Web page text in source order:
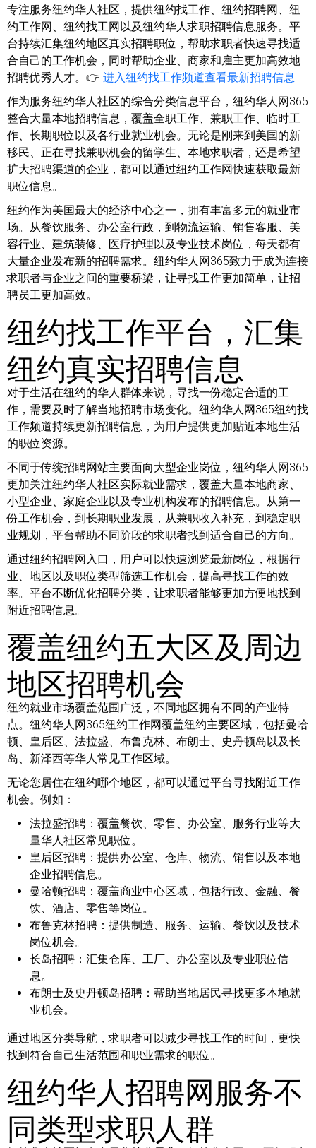
专注服务纽约华人社区，提供纽约找工作、纽约招聘网、纽
约工作网、纽约找工网以及纽约华人求职招聘信息服务。平
台持续汇集纽约地区真实招聘职位，帮助求职者快速寻找适
合自己的工作机会，同时帮助企业、商家和雇主更加高效地
招聘优秀人才。👉 进入纽约找工作频道查看最新招聘信息
作为服务纽约华人社区的综合分类信息平台，纽约华人网365
整合大量本地招聘信息，覆盖全职工作、兼职工作、临时工
作、长期职位以及各行业就业机会。无论是刚来到美国的新
移民、正在寻找兼职机会的留学生、本地求职者，还是希望
扩大招聘渠道的企业，都可以通过纽约工作网快速获取最新
职位信息。
纽约作为美国最大的经济中心之一，拥有丰富多元的就业市
场。从餐饮服务、办公室行政，到物流运输、销售客服、美
容行业、建筑装修、医疗护理以及专业技术岗位，每天都有
大量企业发布新的招聘需求。纽约华人网365致力于成为连接
求职者与企业之间的重要桥梁，让寻找工作更加简单，让招
聘员工更加高效。
纽约找工作平台，汇集
纽约真实招聘信息
对于生活在纽约的华人群体来说，寻找一份稳定合适的工
作，需要及时了解当地招聘市场变化。纽约华人网365纽约找
工作频道持续更新招聘信息，为用户提供更加贴近本地生活
的职位资源。
不同于传统招聘网站主要面向大型企业岗位，纽约华人网365
更加关注纽约华人社区实际就业需求，覆盖大量本地商家、
小型企业、家庭企业以及专业机构发布的招聘信息。从第一
份工作机会，到长期职业发展，从兼职收入补充，到稳定职
业规划，平台帮助不同阶段的求职者找到适合自己的方向。
通过纽约招聘网入口，用户可以快速浏览最新岗位，根据行
业、地区以及职位类型筛选工作机会，提高寻找工作的效
率。平台不断优化招聘分类，让求职者能够更加方便地找到
附近招聘信息。
覆盖纽约五大区及周边
地区招聘机会
纽约就业市场覆盖范围广泛，不同地区拥有不同的产业特
点。纽约华人网365纽约工作网覆盖纽约主要区域，包括曼哈
顿、皇后区、法拉盛、布鲁克林、布朗士、史丹顿岛以及长
岛、新泽西等华人常见工作区域。
无论您居住在纽约哪个地区，都可以通过平台寻找附近工作
机会。例如：
法拉盛招聘： 覆盖餐饮、零售、办公室、服务行业等大
量华人社区常见职位。
皇后区招聘： 提供办公室、仓库、物流、销售以及本地
企业招聘信息。
曼哈顿招聘： 覆盖商业中心区域，包括行政、金融、餐
饮、酒店、零售等岗位。
布鲁克林招聘： 提供制造、服务、运输、餐饮以及技术
岗位机会。
长岛招聘： 汇集仓库、工厂、办公室以及专业职位信
息。
布朗士及史丹顿岛招聘： 帮助当地居民寻找更多本地就
业机会。
通过地区分类导航，求职者可以减少寻找工作的时间，更快
找到符合自己生活范围和职业需求的职位。
纽约华人招聘网服务不
同类型求职人群